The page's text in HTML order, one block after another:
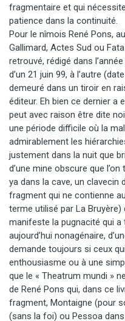
fragmentaire et qui
patience dans la continuité.
Pour le nîmois René Pons,
Gallimard, Actes Sud ou
retrouvé, rédigé dans
d’un 21 juin 99, à l’autre
demeuré dans un tiroir en
éditeur. Eh bien ce dernier a
peut avec raison être dite
une période difficile où la
admirablement les
justement dans la nuit que
d’une mine obscure que
ya dans la cave, un clavecin
fragment qui ne contienne
terme utilisé par La
manifeste la pugnacité qui
aujourd’hui nonagénaire,
demande toujours si ceux
enthousiasme ou à une
que le « Theatrum mundi »
de René Pons qui, dans ce
fragment, Montaigne (pour
(sans la foi) ou Pessoa